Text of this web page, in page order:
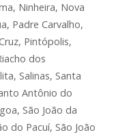
Ninheira, Nova
Padre Carvalho,
Pintópolis,
dos
Salinas, Santa
Antônio do
São João da
do Pacuí, São João